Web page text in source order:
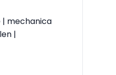
mechanica
|